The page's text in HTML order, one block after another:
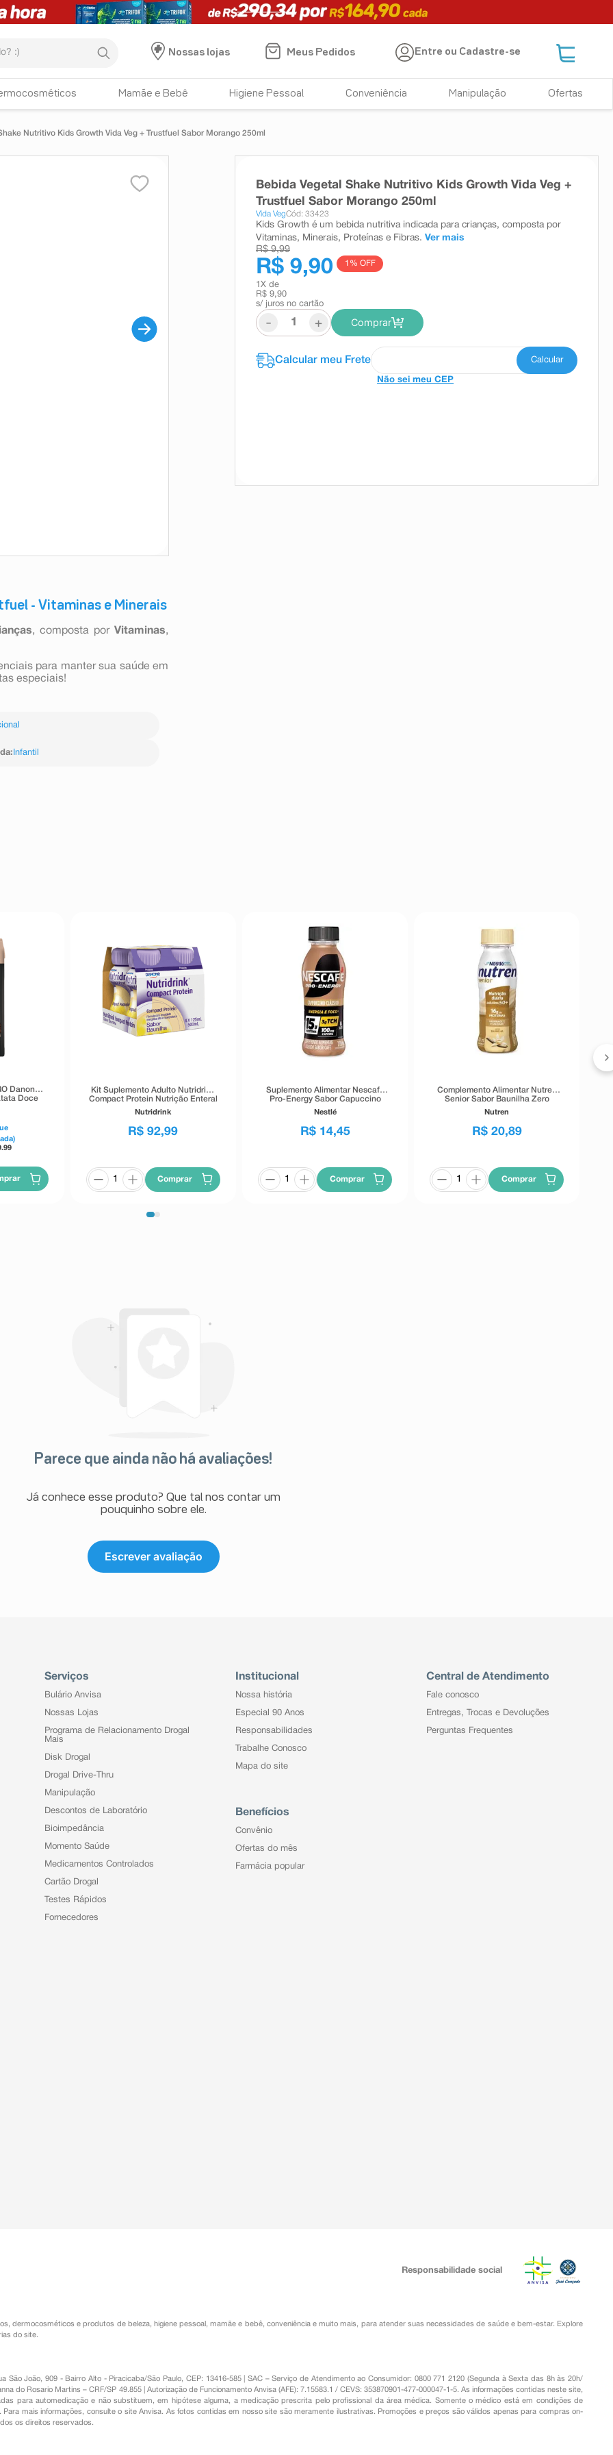
Nossas lojas
Meus Pedidos Entre ou Cadastre-se
Mamãe e Bebê Higiene Pessoal Conveniência Manipulação Ofertas
Nutritivo Kids Growth Vida Veg + Trustfuel Sabor Morango 250ml
- Vitaminas e Minerais
, composta porVitaminas,
para manter sua saúde em
especiais!
: Infantil
Bebida Vegetal Shake Nutritivo Kids Growth Vida Veg +
Trustfuel Sabor Morango 250ml
Vida VegCód: 33423
Kids Growth é um bebida nutritiva indicada para crianças, composta por
Vitaminas, Minerais, Proteínas e Fibras. Ver mais
R$ 9,99
R$ 9,90 1 % OFF
1 X de
R$ 9,90
s/ juros no cartão
- + Comprar
Não sei meu CEP
Danone
Doce
Kit Suplemento Adulto Nutridrink
Compact Protein Nutrição Enteral
e Oral Sabor Baunilha 4 Unidades
125ml
Nutridrink
R$ 92,99
Comprar
Suplemento Alimentar Nescafé
Pro-Energy Sabor Capuccino
Clássico 15g Proteína 270ml
Nestlé
R$ 14,45
Comprar
Complemento Alimentar Nutren
Senior Sabor Baunilha Zero
Lactose 200ml
Nutren
R$ 20,89
Comprar
Parece que ainda não há avaliações!
Já conhece esse produto? Que tal nos contar um
pouquinho sobre ele.
Escrever avaliação
Serviços
Bulário Anvisa
Nossas Lojas
Programa de Relacionamento Drogal
Mais
Disk Drogal
Drogal Drive-Thru
Manipulação
Descontos de Laboratório
Bioimpedância
Momento Saúde
Medicamentos Controlados
Cartão Drogal
Testes Rápidos
Fornecedores
Institucional
Nossa história
Especial 90 Anos
Responsabilidades
Trabalhe Conosco
Mapa do site
Benefícios
Convênio
Ofertas do mês
Farmácia popular
Central de Atendimento
Fale conosco
Entregas, Trocas e Devoluções
Perguntas Frequentes
Responsabilidade social
,dermocosméticos e produtos de beleza, higiene pessoal ,mamãe e bebê, conveniênciae muito mais, para atender suas necessidades de saúde e bem-estar. Explore
do site.
São João, 909 - Bairro Alto - Piracicaba/São Paulo, CEP: 13416-585 | SAC – Serviço de Atendimento ao Consumidor: 0800 771 2120 (Segunda à Sexta das 8h às 20h/
do Rosario Martins – CRF/SP 49.855 | Autorização de Funcionamento Anvisa (AFE): 7.15583.1 / CEVS: 353870901-477-000047-1-5. As informações contidas neste site,
para automedicação e não substituem, em hipótese alguma, a medicação prescrita pelo profissional da área médica. Somente o médico está em condições de
mais informações, consulte o site Anvisa. As fotos contidas em nosso site são meramente ilustrativas. Promoções e preços são válidos apenas para compras on-
os direitos reservados.